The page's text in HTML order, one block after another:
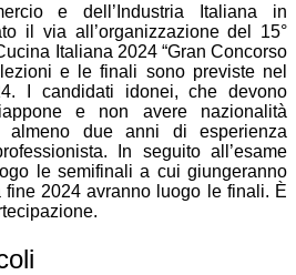
e dell’Industria Italiana in
il via all’organizzazione del 15°
Italiana 2024 “Gran Concorso
e le finali sono previste nel
I candidati idonei, che devono
e non avere nazionalità
almeno due anni di esperienza
In seguito all’esame
le semifinali a cui giungeranno
2024 avranno luogo le finali. È